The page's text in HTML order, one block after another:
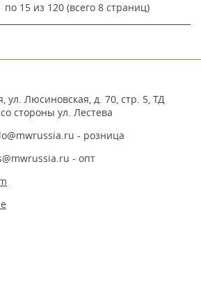
по 15 из 120 (всего 8 страниц)
ул. Люсиновская, д. 70, стр. 5, ТД
стороны ул. Лестева
- розница
- опт